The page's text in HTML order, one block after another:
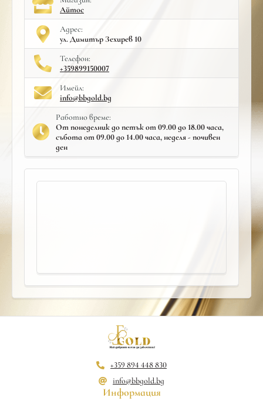
Айтос
Адрес:
ул. Димитър Зехирев 10
Телефон:
+359899150007
Имейл:
info@bbgold.bg
Работно време:
От понеделник до петък от 09.00 до 18.00 часа,
събота от 09.00 до 14.00 часа, неделя - почивен
ден
+359 894 448 830
info@bbgold.bg
Информация